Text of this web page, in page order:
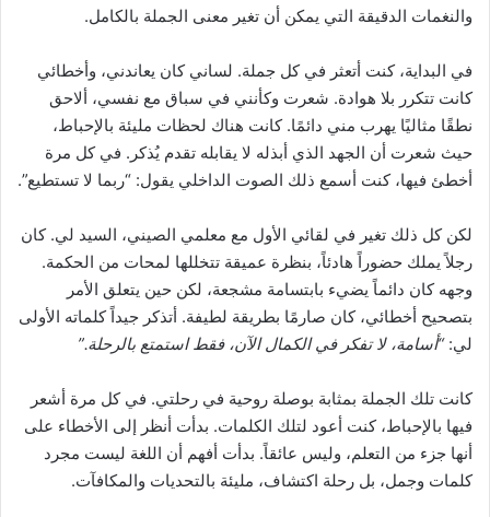
والنغمات الدقيقة التي يمكن أن تغير معنى الجملة بالكامل.
في البداية، كنت أتعثر في كل جملة. لساني كان يعاندني، وأخطائي
كانت تتكرر بلا هوادة. شعرت وكأنني في سباق مع نفسي، ألاحق
نطقًا مثاليًا يهرب مني دائمًا. كانت هناك لحظات مليئة بالإحباط،
حيث شعرت أن الجهد الذي أبذله لا يقابله تقدم يُذكر. في كل مرة
أخطئ فيها، كنت أسمع ذلك الصوت الداخلي يقول: “ربما لا تستطيع”.
لكن كل ذلك تغير في لقائي الأول مع معلمي الصيني، السيد لي. كان
رجلاً يملك حضوراً هادئاً، بنظرة عميقة تتخللها لمحات من الحكمة.
وجهه كان دائماً يضيء بابتسامة مشجعة، لكن حين يتعلق الأمر
بتصحيح أخطائي، كان صارمًا بطريقة لطيفة. أتذكر جيداً كلماته الأولى
لي:“أسامة، لا تفكر في الكمال الآن، فقط استمتع بالرحلة.”
كانت تلك الجملة بمثابة بوصلة روحية في رحلتي. في كل مرة أشعر
فيها بالإحباط، كنت أعود لتلك الكلمات. بدأت أنظر إلى الأخطاء على
أنها جزء من التعلم، وليس عائقاً. بدأت أفهم أن اللغة ليست مجرد
كلمات وجمل، بل رحلة اكتشاف، مليئة بالتحديات والمكافآت.